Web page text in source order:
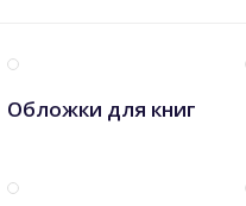
Обложки для книг